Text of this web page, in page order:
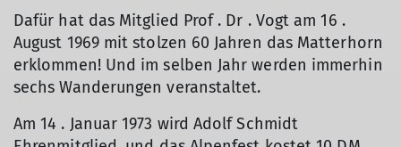
Dafür hat das Mitglied Prof . Dr . Vogt am 16 .
August 1969 mit stolzen 60 Jahren das Matterhorn
erklommen! Und im selben Jahr werden immerhin
sechs Wanderungen veranstaltet.
Am 14 . Januar 1973 wird Adolf Schmidt